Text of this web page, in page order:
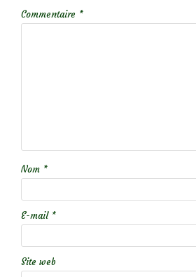
Commentaire *
Nom *
E-mail *
Site web